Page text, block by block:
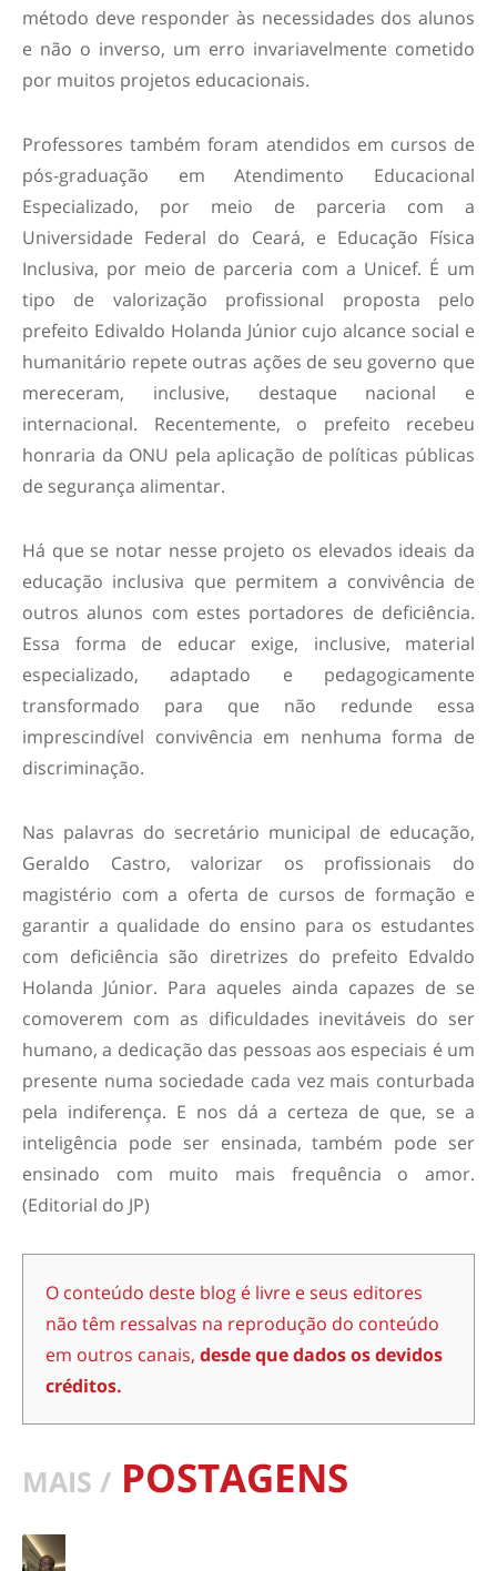
método deve responder às necessidades dos alunos
e não o inverso, um erro invariavelmente cometido
por muitos projetos educacionais.
Professores também foram atendidos em cursos de
pós-graduação em Atendimento Educacional
Especializado, por meio de parceria com a
Universidade Federal do Ceará, e Educação Física
Inclusiva, por meio de parceria com a Unicef. É um
tipo de valorização profissional proposta pelo
prefeito Edivaldo Holanda Júnior cujo alcance social e
humanitário repete outras ações de seu governo que
mereceram, inclusive, destaque nacional e
internacional. Recentemente, o prefeito recebeu
honraria da ONU pela aplicação de políticas públicas
de segurança alimentar.
Há que se notar nesse projeto os elevados ideais da
educação inclusiva que permitem a convivência de
outros alunos com estes portadores de deficiência.
Essa forma de educar exige, inclusive, material
especializado, adaptado e pedagogicamente
transformado para que não redunde essa
imprescindível convivência em nenhuma forma de
discriminação.
Nas palavras do secretário municipal de educação,
Geraldo Castro, valorizar os profissionais do
magistério com a oferta de cursos de formação e
garantir a qualidade do ensino para os estudantes
com deficiência são diretrizes do prefeito Edvaldo
Holanda Júnior. Para aqueles ainda capazes de se
comoverem com as dificuldades inevitáveis do ser
humano, a dedicação das pessoas aos especiais é um
presente numa sociedade cada vez mais conturbada
pela indiferença. E nos dá a certeza de que, se a
inteligência pode ser ensinada, também pode ser
ensinado com muito mais frequência o amor.
(Editorial do JP)
O conteúdo deste blog é livre e seus editores
não têm ressalvas na reprodução do conteúdo
em outros canais, desde que dados os devidos
créditos.
MAIS / POSTAGENS